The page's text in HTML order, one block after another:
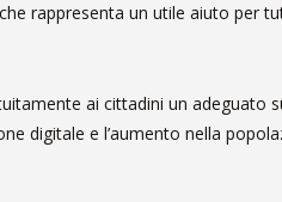
rappresenta un utile aiuto per
ai cittadini un adeguato
digitale e l’aumento nella